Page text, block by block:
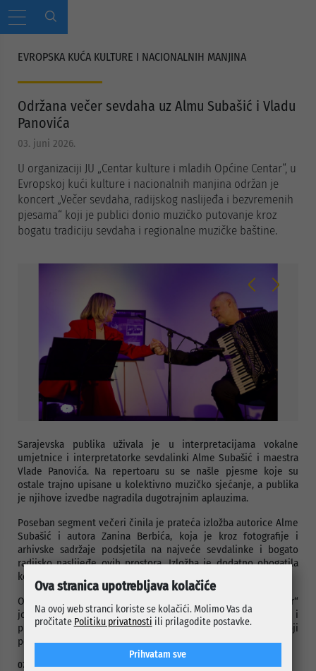
EVROPSKA KUĆA KULTURE I NACIONALNIH MANJINA
Održana večer sevdaha uz Almu Subašić i Vladu
Panovića
03. juni 2026.
U organizaciji JU „Centar kulture i mladih Općine Centar“, u
Evropskoj kući kulture i nacionalnih manjina održan je
koncert „Večer sevdaha, radijskog naslijeđa i bezvremenih
pjesama“ koji je publici donio muzičko putovanje kroz
bogatu tradiciju sevdaha i regionalne muzičke baštine.
Sarajevska publika uživala je u interpretacijama vokalne
umjetnice i interpretatorke sevdalinki Alme Subašić i maestra
Vlade Panovića. Na repertoaru su se našle pjesme koje su
ostale trajno upisane u kolektivno muzičko sjećanje, a publika
je njihove izvedbe nagradila dugotrajnim aplauzima.
Poseban segment večeri činila je prateća izložba autorice Alme
Subašić i autora Zanina Berbića, koja je kroz fotografije i
arhivske sadržaje podsjetila na najveće sevdalinke i bogato
radijsko naslijeđe ovih prostora. Izložba je dodatno obogatila
koncertni program i upotpunila atmosferu događaja.
Ovim programom JU „Centar kulture i mladih Općine Centar“
još jednom je potvrdio svoju opredijeljenost očuvanju i
promociji kulturne baštine, pružajući publici sadržaje koji
povezuju tradiciju, umjetnost i savremeni kulturni izraz.
07.08.2026.
Ova stranica upotrebljava kolačiće
Na ovoj web stranci koriste se kolačići. Molimo Vas da
pročitate Politiku privatnosti ili prilagodite postavke.
Prihvatam sve